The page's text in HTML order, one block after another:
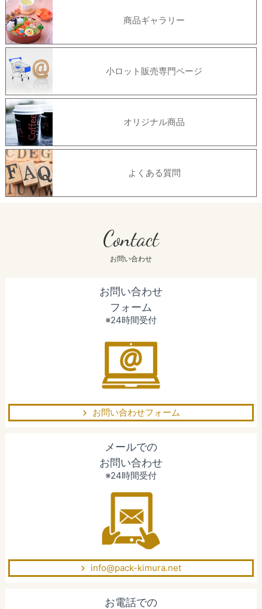
商品ギャラリー
小ロット販売専門ページ
オリジナル商品
よくある質問
Contact
お問い合わせ
お問い合わせ
フォーム
※24時間受付
お問い合わせフォーム
メールでの
お問い合わせ
※24時間受付
info@pack-kimura.net
お電話での